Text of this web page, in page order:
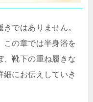
ではありません。
この章では半身浴を
、靴下の重ね履きな
細にお伝えしていき